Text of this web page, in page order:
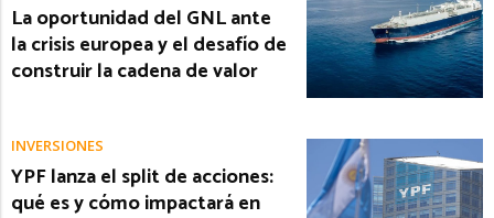
La oportunidad del GNL ante
la crisis europea y el desafío de
construir la cadena de valor
INVERSIONES
YPF lanza el split de acciones:
qué es y cómo impactará en